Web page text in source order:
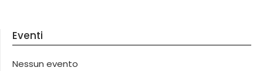
Eventi
Nessun evento